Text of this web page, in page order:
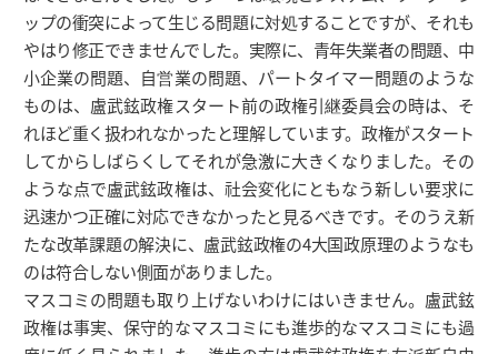
ップの衝突によって生じる問題に対処することですが、それも
やはり修正できませんでした。実際に、青年失業者の問題、中
小企業の問題、自営業の問題、パートタイマー問題のような
ものは、盧武鉉政権スタート前の政権引継委員会の時は、そ
れほど重く扱われなかったと理解しています。政権がスタート
してからしばらくしてそれが急激に大きくなりました。その
ような点で盧武鉉政権は、社会変化にともなう新しい要求に
迅速かつ正確に対応できなかったと見るべきです。そのうえ新
たな改革課題の解決に、盧武鉉政権の4大国政原理のようなも
のは符合しない側面がありました。
マスコミの問題も取り上げないわけにはいきません。盧武鉉
政権は事実、保守的なマスコミにも進歩的なマスコミにも過